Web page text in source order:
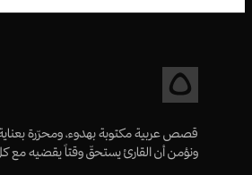
قصص عربية مكتوبة بهدوء، ومحرّرة
ونؤمن أن القارئ يستحقّ وقتاً يقضيه مع